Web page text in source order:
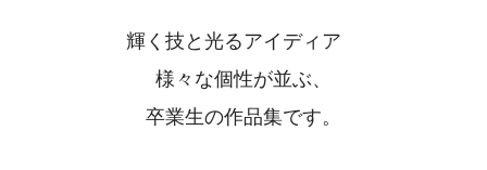
輝く技と光るアイディア
様々な個性が並ぶ、
卒業生の作品集です。